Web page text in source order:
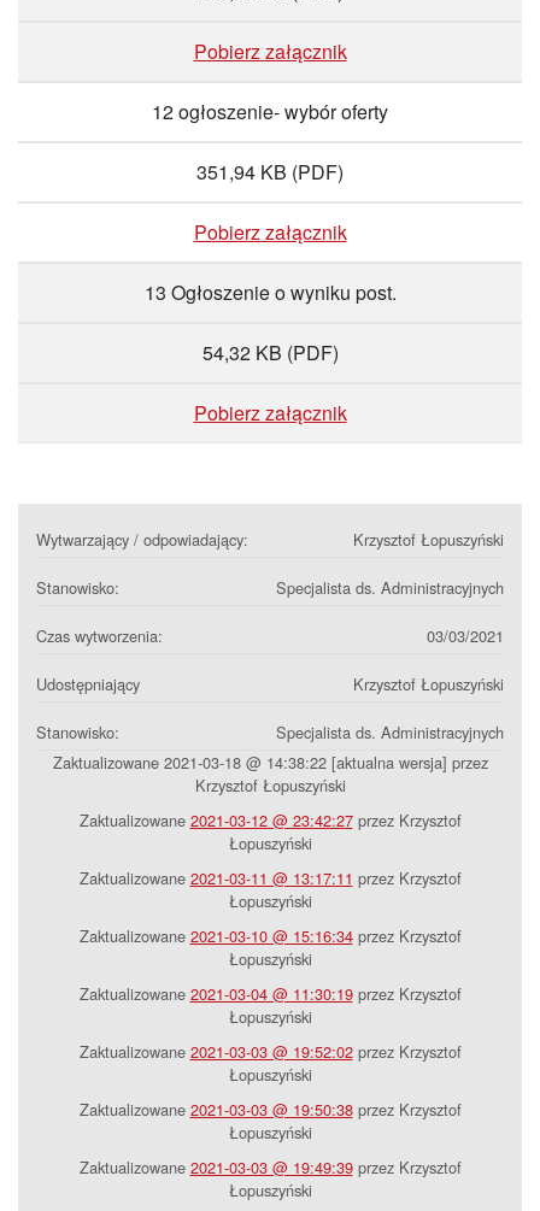
Pobierz załącznik
12 ogłoszenie- wybór oferty
351,94 KB (PDF)
Pobierz załącznik
13 Ogłoszenie o wyniku post.
54,32 KB (PDF)
Pobierz załącznik
Wytwarzający / odpowiadający: Krzysztof Łopuszyński
Stanowisko: Specjalista ds. Administracyjnych
Czas wytworzenia: 03/03/2021
Udostępniający Krzysztof Łopuszyński
Stanowisko:
Specjalista ds. Administracyjnych
Zaktualizowane 2021-03-18 @ 14:38:22 [aktualna wersja] przez
Krzysztof Łopuszyński
Zaktualizowane 2021-03-12 @ 23:42:27przez Krzysztof
Łopuszyński
Zaktualizowane 2021-03-11 @ 13:17:11 przez Krzysztof
Łopuszyński
Zaktualizowane 2021-03-10 @ 15:16:34przez Krzysztof
Łopuszyński
Zaktualizowane 2021-03-04 @ 11:30:19przez Krzysztof
Łopuszyński
Zaktualizowane 2021-03-03 @ 19:52:02przez Krzysztof
Łopuszyński
Zaktualizowane 2021-03-03 @ 19:50:38przez Krzysztof
Łopuszyński
Zaktualizowane 2021-03-03 @ 19:49:39przez Krzysztof
Łopuszyński